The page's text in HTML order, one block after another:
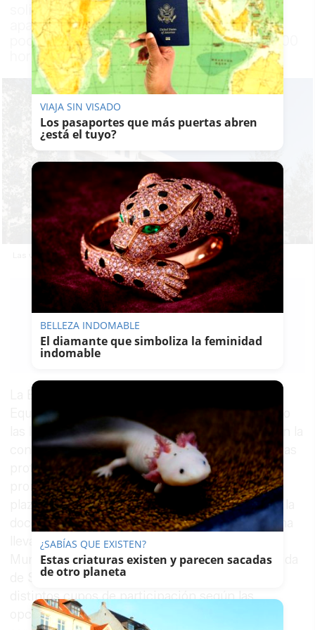
solicitud dentro del plazo establecido y no
aparezcan en los listados provisionales
podrán presentar alegaciones hasta las 14:00
horas del viernes 15 de mayo de 2026
Las viviendas que se repartirán en Triana.
EMILIO
CABRERA
13/05/2026
Equipamiento de
, Emvisesa, ha publicado
las listas provisionales de personas admitidas en la
convocatoria para la adjudicación de 24 viviendas
protegidas en alquiler correspondientes a la
promoción Tejares-Triana, una vez concluido el
plazo de presentación de solicitudes y revisada la
documentación aportada. El procedimiento se ha
llevado a cabo a través del Registro Público
Municipal de Demandantes de Vivienda Protegida
de Sevilla, que ha organizado las solicitudes en
distintos cupos de participación según las
opciones seleccionadas por las personas
VIAJA SIN VISADO
Los pasaportes que más puertas abren
¿está el tuyo?
BELLEZA INDOMABLE
El diamante que simboliza la feminidad
indomable
¿SABÍAS QUE EXISTEN?
Estas criaturas existen y parecen sacadas
de otro planeta